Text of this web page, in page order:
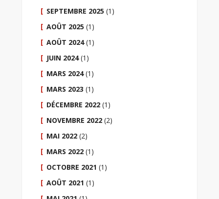
SEPTEMBRE 2025 (1)
AOÛT 2025 (1)
AOÛT 2024(1)
JUIN 2024(1)
MARS 2024(1)
MARS 2023 (1)
DÉCEMBRE 2022 (1)
NOVEMBRE 2022 (2)
MAI 2022 (2)
MARS 2022 (1)
OCTOBRE 2021 (1)
AOÛT 2021 (1)